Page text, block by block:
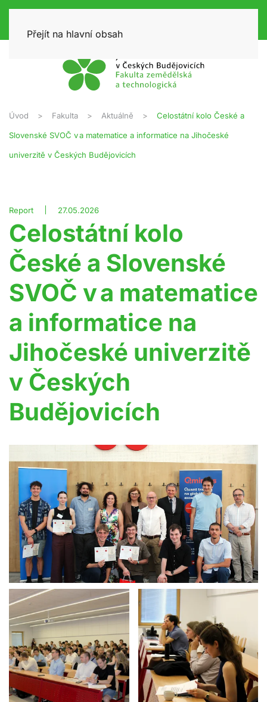
Přejít na hlavní obsah
Úvod Fakulta Aktuálně Celostátní kolo České a
Slovenské SVOČ v a matematice a informatice na Jihočeské
univerzitě v Českých Budějovicích
Report 27.05.2026
Celostátní kolo
České a Slovenské
SVOČ v a matematice
a informatice na
Jihočeské univerzitě
v Českých
Budějovicích